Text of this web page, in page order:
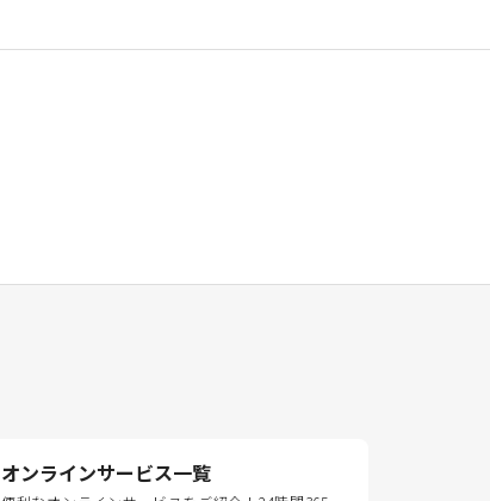
オンラインサービス一覧